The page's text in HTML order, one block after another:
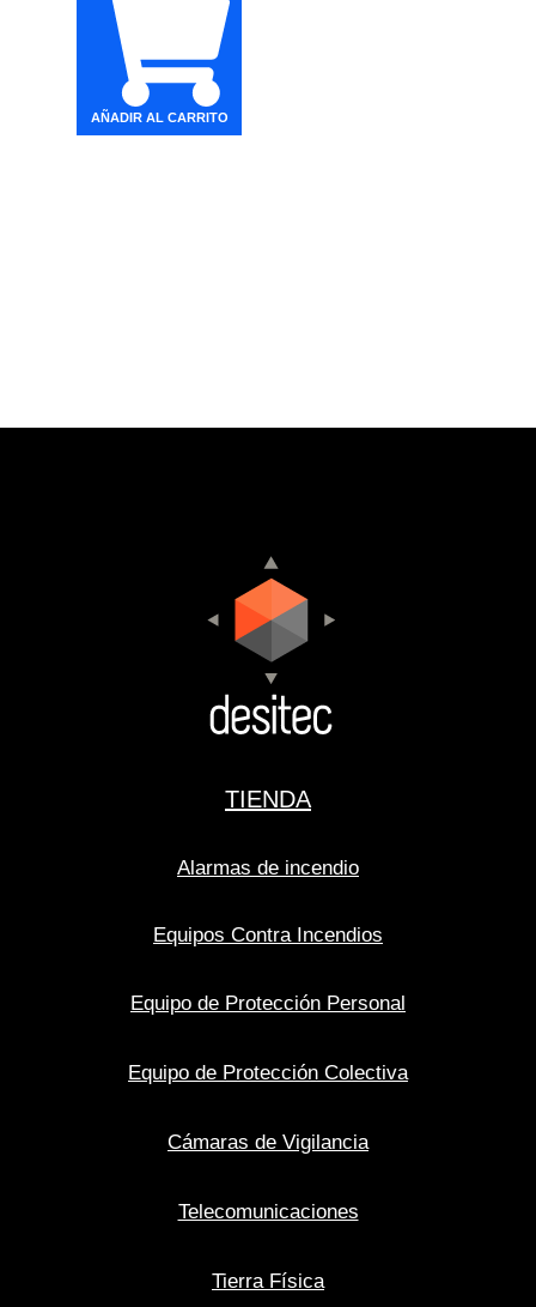
AÑADIR AL CARRITO
TIENDA
Alarmas de incendio
Equipos Contra Incendios
Equipo de Protección Personal
Equipo de Protección Colectiva
Cámaras de Vigilancia
Telecomunicaciones
Tierra Física